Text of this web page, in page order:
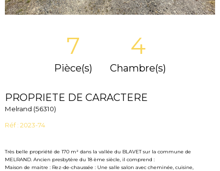
7
Pièce(s)
4
Chambre(s)
PROPRIETE DE CARACTERE
Melrand (56310)
Réf : 2023-74
Très belle propriété de 170 m² dans la vallée du BLAVET sur la commune de
MELRAND. Ancien presbytère du 18 ème siècle, il comprend :
Maison de maitre : Rez-de-chaussée : Une salle salon avec cheminée, cuisine,